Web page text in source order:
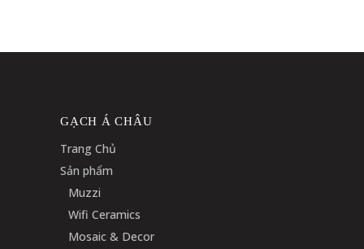
GẠCH Á CHÂU
Trang Chủ
Sản phẩm
Muzzi
Wifi Ceramics
Mosaic & Decor